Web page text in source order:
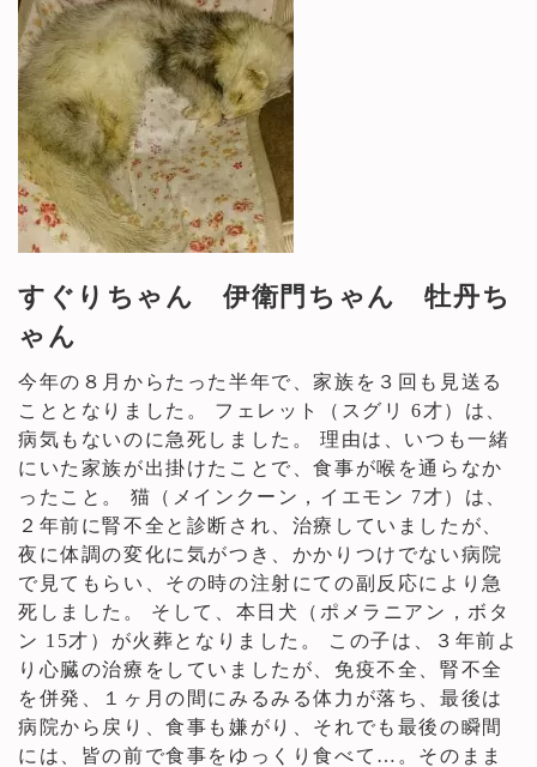
すぐりちゃん 伊衛門ちゃん 牡丹ち
ゃん
今年の８月からたった半年で、家族を３回も見送る
こととなりました。 フェレット（スグリ 6才）は、
病気もないのに急死しました。 理由は、いつも一緒
にいた家族が出掛けたことで、食事が喉を通らなか
ったこと。 猫（メインクーン，イエモン 7才）は、
２年前に腎不全と診断され、治療していましたが、
夜に体調の変化に気がつき、かかりつけでない病院
で見てもらい、その時の注射にての副反応により急
死しました。 そして、本日犬（ポメラニアン，ボタ
ン 15才）が火葬となりました。 この子は、３年前よ
り心臓の治療をしていましたが、免疫不全、腎不全
を併発、１ヶ月の間にみるみる体力が落ち、最後は
病院から戻り、食事も嫌がり、それでも最後の瞬間
には、皆の前で食事をゆっくり食べて…。そのまま